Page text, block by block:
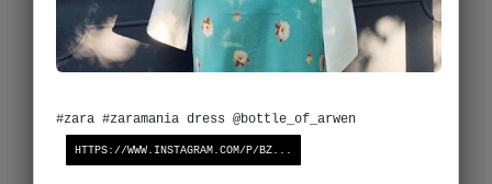
#zara #zaramania dress @bottle_of_arwen
HTTPS://WWW.INSTAGRAM.COM/P/BZ...